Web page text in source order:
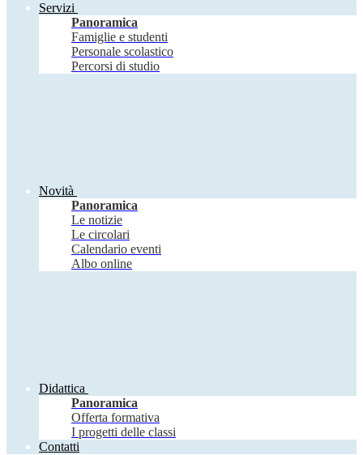
Servizi
Panoramica
Famiglie e studenti
Personale scolastico
Percorsi di studio
Novità
Panoramica
Le notizie
Le circolari
Calendario eventi
Albo online
Didattica
Panoramica
Offerta formativa
I progetti delle classi
Contatti